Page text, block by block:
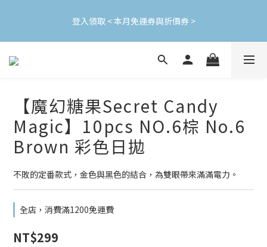
使用
登入領取 < 本月免運券與折價券 >
加入會員立即領$200購物金(效期30天) | 可與LINE新好友$50疊加
【魔幻糖果Secret Candy
Magic】10pcs NO.6棕 No.6
Brown 彩色日拋
不敗的定番款式，金色與黑色的結合，為雙眼帶來滿滿電力。
全店，消費滿1200免運費
NT$299